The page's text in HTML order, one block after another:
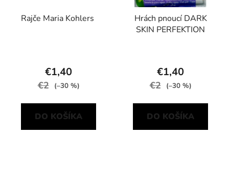
Rajče Maria Kohlers
€1,40
€2 (–30 %)
DO KOŠÍKA
Hrách pnoucí DARK
SKIN PERFEKTION
€1,40
€2 (–30 %)
DO KOŠÍKA